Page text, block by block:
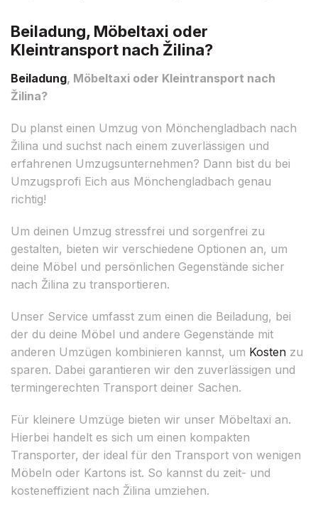
Beiladung, Möbeltaxi oder
Kleintransport nach Žilina?
Beiladung, Möbeltaxi oder Kleintransport nach
Žilina?
Du planst einen Umzug von Mönchengladbach nach
Žilina und suchst nach einem zuverlässigen und
erfahrenen Umzugsunternehmen? Dann bist du bei
Umzugsprofi Eich aus Mönchengladbach genau
richtig!
Um deinen Umzug stressfrei und sorgenfrei zu
gestalten, bieten wir verschiedene Optionen an, um
deine Möbel und persönlichen Gegenstände sicher
nach Žilina zu transportieren.
Unser Service umfasst zum einen die Beiladung, bei
der du deine Möbel und andere Gegenstände mit
anderen Umzügen kombinieren kannst, um Kosten zu
sparen. Dabei garantieren wir den zuverlässigen und
termingerechten Transport deiner Sachen.
Für kleinere Umzüge bieten wir unser Möbeltaxi an.
Hierbei handelt es sich um einen kompakten
Transporter, der ideal für den Transport von wenigen
Möbeln oder Kartons ist. So kannst du zeit- und
kosteneffizient nach Žilina umziehen.